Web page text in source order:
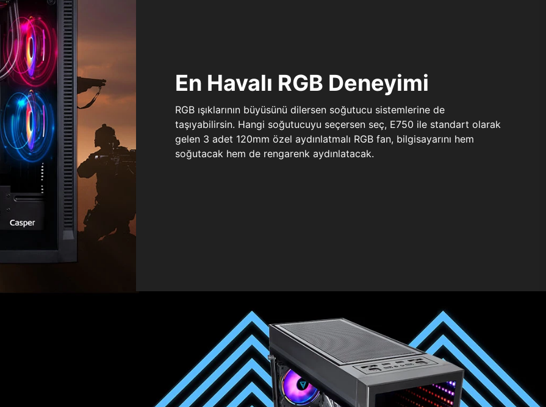
En Havalı RGB Deneyimi
RGB ışıklarının büyüsünü dilersen soğutucu sistemlerine de
taşıyabilirsin. Hangi soğutucuyu seçersen seç, E750 ile standart olarak
gelen 3 adet 120mm özel aydınlatmalı RGB fan, bilgisayarını hem
soğutacak hem de rengarenk aydınlatacak.